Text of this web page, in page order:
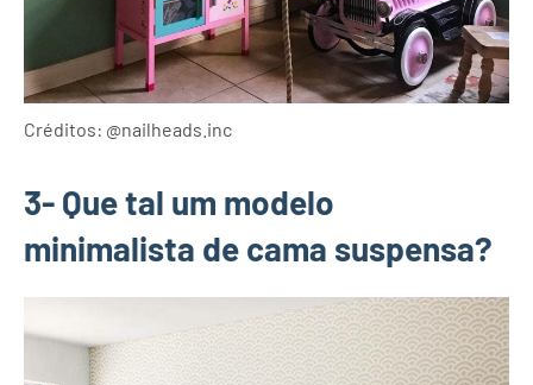
Créditos: @nailheads.inc
3- Que tal um modelo
minimalista de cama suspensa?